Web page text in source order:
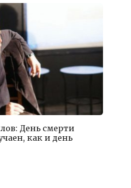
День смерти
как и день